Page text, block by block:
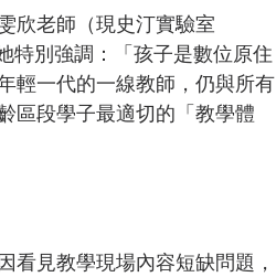
欣老師（現史汀實驗室
特別強調：「孩子是數位原住
輕一代的一線教師，仍與所有
區段學子最適切的「教學體
看見教學現場內容短缺問題，